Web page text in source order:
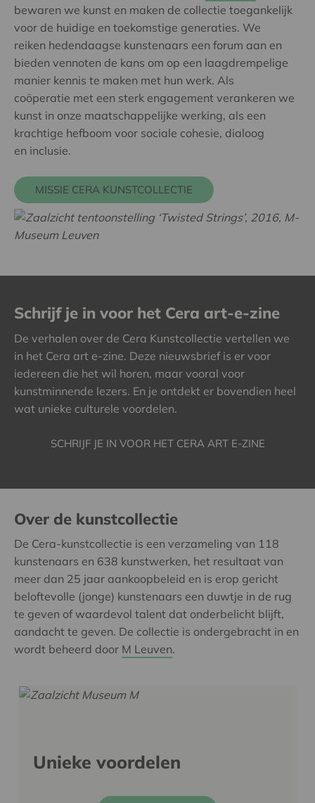
bewaren we kunst en maken de collectie toegankelijk
voor de huidige en toekomstige generaties. We
reiken hedendaagse kunstenaars een forum aan en
bieden vennoten de kans om op een laagdrempelige
manier kennis te maken met hun werk. Als
coöperatie met een sterk engagement verankeren we
kunst in onze maatschappelijke werking, als een
krachtige hefboom voor sociale cohesie, dialoog
en inclusie.
MISSIE CERA KUNSTCOLLECTIE
Schrijf je in voor het Cera art-e-zine
De verhalen over de Cera Kunstcollectie vertellen we
in het Cera art e-zine. Deze nieuwsbrief is er voor
iedereen die het wil horen, maar vooral voor
kunstminnende lezers. En je ontdekt er bovendien heel
wat unieke culturele voordelen.
SCHRIJF JE IN VOOR HET CERA ART E-ZINE
Over de kunstcollectie
De Cera-kunstcollectie is een verzameling van 118
kunstenaars en 638 kunstwerken, het resultaat van
meer dan 25 jaar aankoopbeleid en is erop gericht
beloftevolle (jonge) kunstenaars een duwtje in de rug
te geven of waardevol talent dat onderbelicht blijft,
aandacht te geven. De collectie is ondergebracht in en
wordt beheerd door M Leuven.
Unieke voordelen